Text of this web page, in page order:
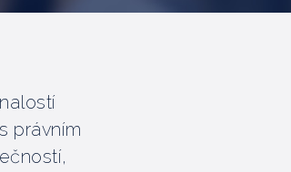
právním